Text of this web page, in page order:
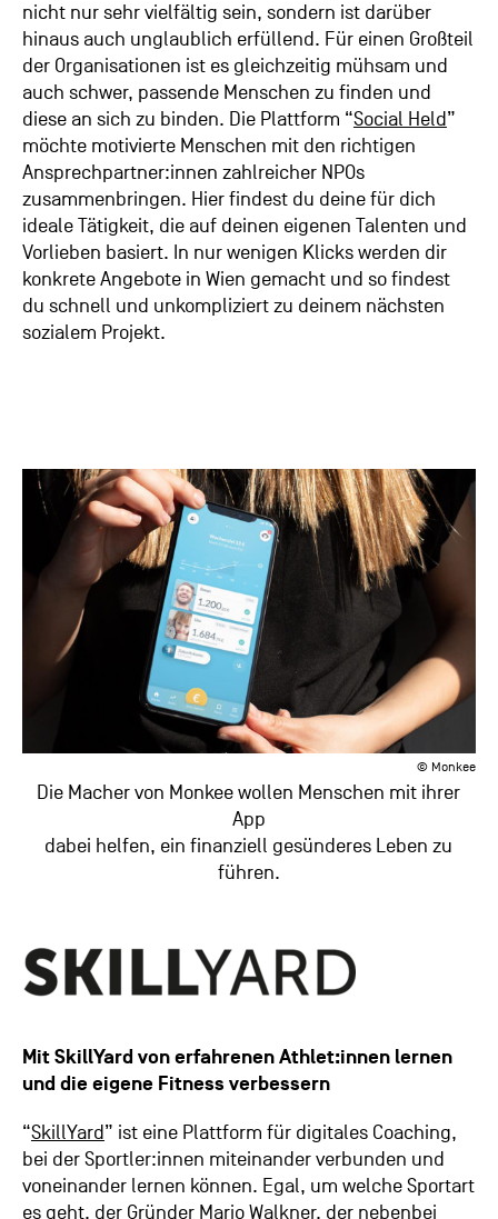
nicht nur sehr vielfältig sein, sondern ist darüber
hinaus auch unglaublich erfüllend. Für einen Großteil
der Organisationen ist es gleichzeitig mühsam und
auch schwer, passende Menschen zu finden und
diese an sich zu binden. Die Plattform “Social Held”
möchte motivierte Menschen mit den richtigen
Ansprechpartner:innen zahlreicher NPOs
zusammenbringen. Hier findest du deine für dich
ideale Tätigkeit, die auf deinen eigenen Talenten und
Vorlieben basiert. In nur wenigen Klicks werden dir
konkrete Angebote in Wien gemacht und so findest
du schnell und unkompliziert zu deinem nächsten
sozialem Projekt.
© Monkee
Die Macher von Monkeewollen Menschen mit ihrer
App
dabei helfen, ein finanziell gesünderes Leben zu
führen.
Mit SkillYard von erfahrenen Athlet:innen lernen
und die eigene Fitness verbessern
“SkillYard” ist eine Plattform für digitales Coaching,
bei der Sportler:innen miteinander verbunden und
voneinander lernen können. Egal, um welche Sportart
es geht, der Gründer Mario Walkner, der nebenbei